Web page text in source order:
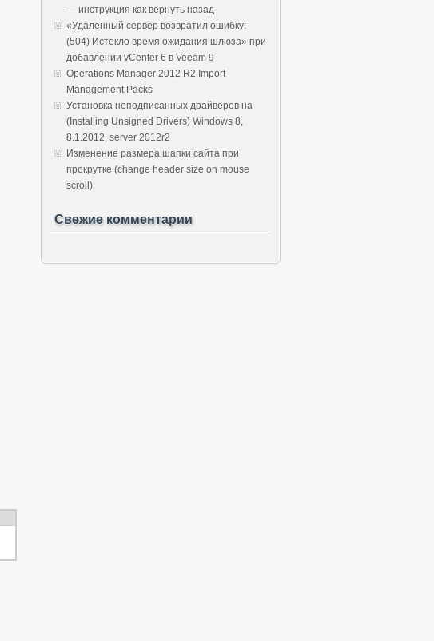
— инструкция как вернуть назад
«Удаленный сервер возвратил ошибку:
(504) Истекло время ожидания шлюза» при
добавлении vCenter 6 в Veeam 9
Operations Manager 2012 R2 Import
Management Packs
Установка неподписанных драйверов на
(Installing Unsigned Drivers) Windows 8,
8.1.2012, server 2012r2
Изменение размера шапки сайта при
прокрутке (change header size on mouse
scroll)
Свежие комментарии